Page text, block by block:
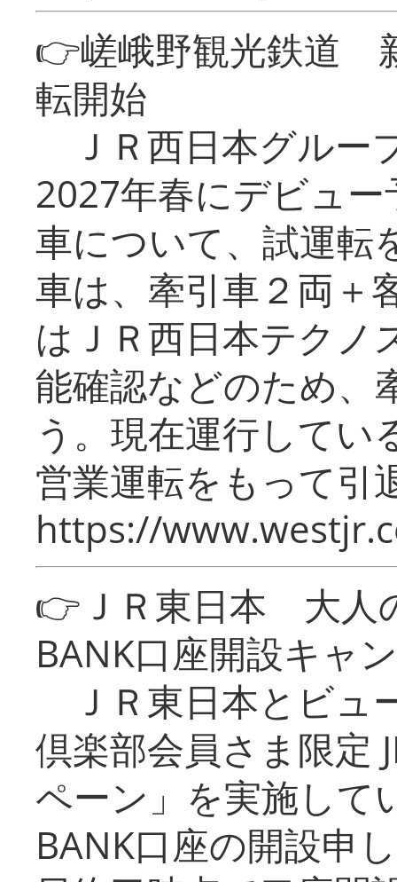
👉嵯峨野観光鉄道
転開始
ＪＲ西日本グルー
2027年春にデビュ
車について、試運転
車は、牽引車２両＋
はＪＲ西日本テクノ
能確認などのため、
う。現在運行してい
営業運転をもって引
https://
👉ＪＲ東日本 大人
BANK口座開設キャ
ＪＲ東日本とビュ
倶楽部会員さま限定
ペーン」を実施して
BANK口座の開設申